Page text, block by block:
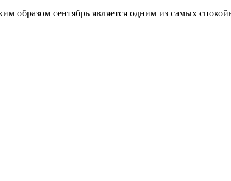
образом сентябрь является одним из самых